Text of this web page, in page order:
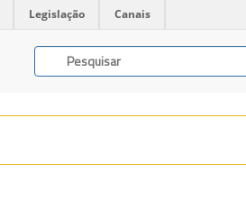
Legislação Canais